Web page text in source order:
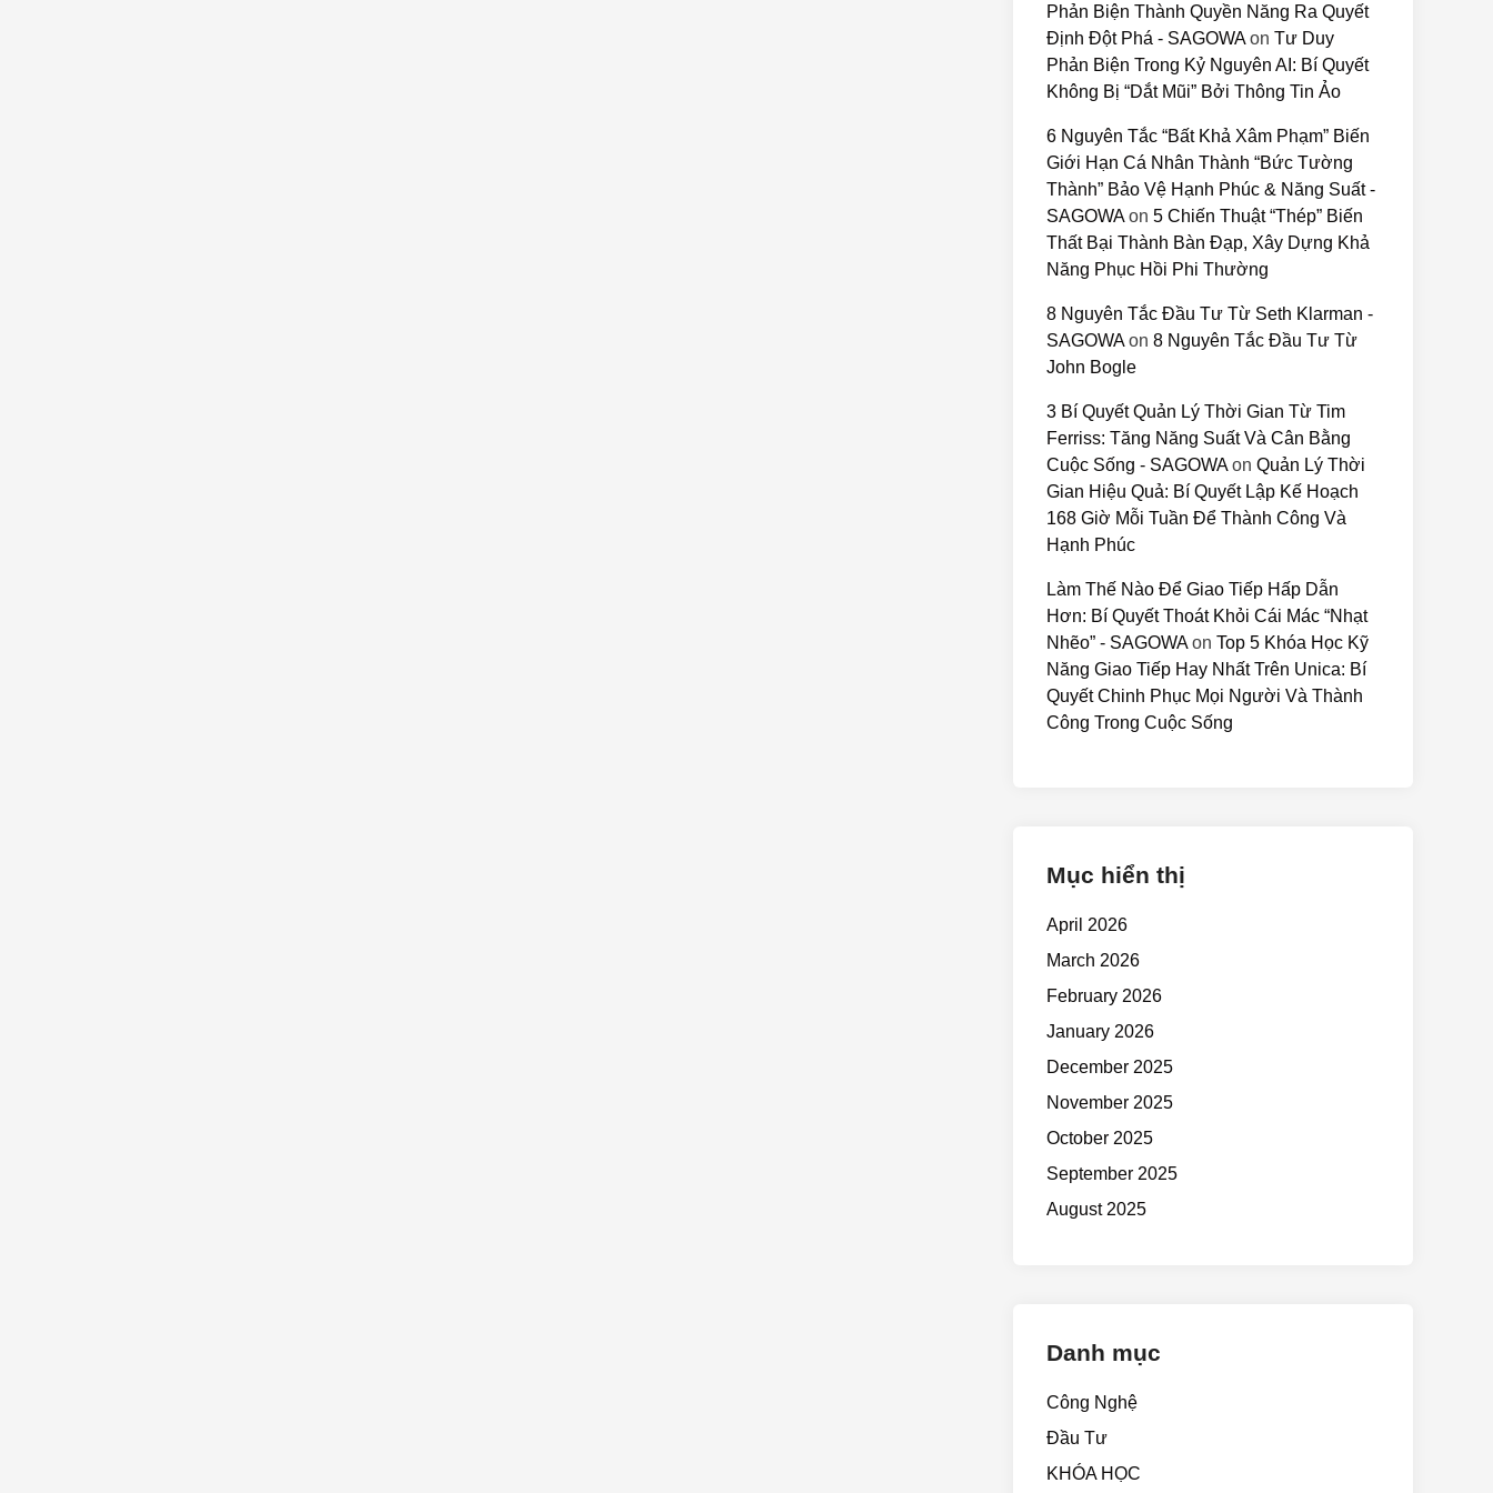
Phản Biện Thành Quyền Năng Ra Quyết
Định Đột Phá - SAGOWAon Tư Duy
Phản Biện Trong Kỷ Nguyên AI: Bí Quyết
Không Bị “Dắt Mũi” Bởi Thông Tin Ảo
6 Nguyên Tắc “Bất Khả Xâm Phạm” Biến
Giới Hạn Cá Nhân Thành “Bức Tường
Thành” Bảo Vệ Hạnh Phúc & Năng Suất -
SAGOWAon 5 Chiến Thuật “Thép” Biến
Thất Bại Thành Bàn Đạp, Xây Dựng Khả
Năng Phục Hồi Phi Thường
8 Nguyên Tắc Đầu Tư Từ Seth Klarman -
SAGOWAon 8 Nguyên Tắc Đầu Tư Từ
John Bogle
3 Bí Quyết Quản Lý Thời Gian Từ Tim
Ferriss: Tăng Năng Suất Và Cân Bằng
Cuộc Sống - SAGOWAon Quản Lý Thời
Gian Hiệu Quả: Bí Quyết Lập Kế Hoạch
168 Giờ Mỗi Tuần Để Thành Công Và
Hạnh Phúc
Làm Thế Nào Để Giao Tiếp Hấp Dẫn
Hơn: Bí Quyết Thoát Khỏi Cái Mác “Nhạt
Nhẽo” - SAGOWAon Top 5 Khóa Học Kỹ
Năng Giao Tiếp Hay Nhất Trên Unica: Bí
Quyết Chinh Phục Mọi Người Và Thành
Công Trong Cuộc Sống
Mục hiển thị
April 2026
March 2026
February 2026
January 2026
December 2025
November 2025
October 2025
September 2025
August 2025
Danh mục
Công Nghệ
Đầu Tư
KHÓA HỌC